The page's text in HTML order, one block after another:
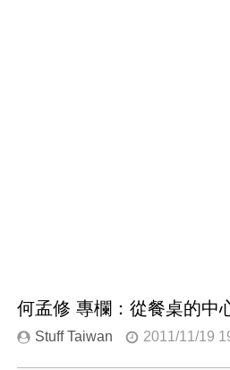
何孟修 專欄：從餐桌的中
Stuff Taiwan 2011/11/19